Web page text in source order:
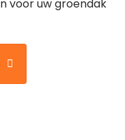
voor uw groendak